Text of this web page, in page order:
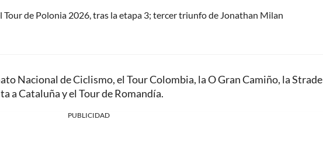
Tour de Polonia 2026, tras la etapa 3; tercer triunfo de Jonathan Milan
Nacional de Ciclismo, el Tour Colombia, la O Gran Camiño, la Strade
a Cataluña y el Tour de Romandía.
PUBLICIDAD